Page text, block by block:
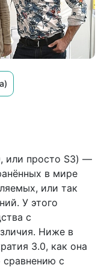
или просто S3) —
в мире
или так
У этого
с
Ниже в
3.0, как она
с